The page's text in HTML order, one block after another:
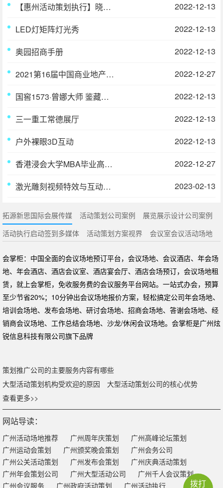
【惠州活动策划执行】晓教育集团 2019 年度总结表彰大会
2022-12-13
LED灯矩阵灯光秀
2022-12-13
奥园招商手册
2022-12-13
2021第16届中国商业地产节在广州长隆成功举办
2022-12-27
国窖1573·曾娜大师 鉴藏版艺术品鉴
2022-12-13
三一重工常德展厅
2022-12-13
户外裸眼3D互动
2022-12-13
香港浸会大学MBA毕业高桌晚宴活动执行
2022-12-27
激光雕刻视频特效与互动体验
2023-02-13
拓源新思国际会展传媒 活动策划公司案例
展览展示设计公司案例
活动执行启动签到多媒体
活动策划方案视界 会议室会议活动场地
会掌柜：中国全面的会议场地预订平台，会议场地、会议酒店、年会场
地、年会酒店、酒店会议室、酒店宴会厅、酒店会场预订，会议场地租
赁，就上会掌柜，免收服务费的会议服务平台网站。一站式办会，预算
至少节省20%；10分钟出会议场地报价方案，轻松搞定公司年会场地、
培训会场地、发布会场地、研讨会场地、招商会场地、答谢会场地、经
销商会议场地、工作总结会场地、沙龙/休闲会议场地。会掌柜是广州炫
锐信息科技有限公司旗下品牌
策划推广公司的主要服务内容有哪些
大型活动策划机构受欢迎的原因
大型活动策划公司的核心优势
查看更多>>
网站导读：
广州活动场地推荐 广州周年庆策划
广州高峰论坛策划
广州运动会策划
广州颁奖晚会策划
广州会务公司
广州公关活动策划
广州发布会策划
广州庆典活动策划
广州年会策划公司
广州大型活动公司
广州千人会议策划
广州会议服务
广州政府活动策划 广州活动执行
拨打